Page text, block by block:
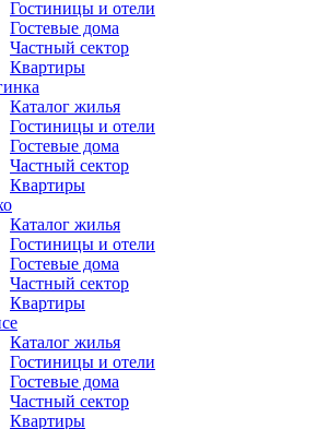
Гостиницы и отели
Гостевые дома
Частный сектор
Квартиры
Каталог жилья
Гостиницы и отели
Гостевые дома
Частный сектор
Квартиры
Каталог жилья
Гостиницы и отели
Гостевые дома
Частный сектор
Квартиры
Каталог жилья
Гостиницы и отели
Гостевые дома
Частный сектор
Квартиры